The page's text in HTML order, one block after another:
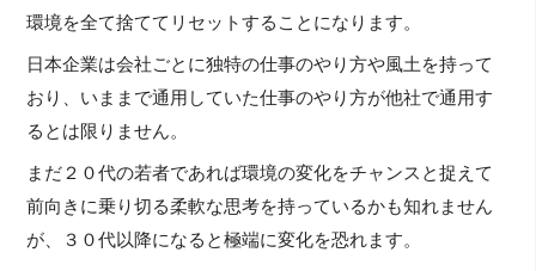
環境を全て捨ててリセットすることになります。
日本企業は会社ごとに独特の仕事のやり方や風土を持って
おり、いままで通用していた仕事のやり方が他社で通用す
るとは限りません。
まだ２０代の若者であれば環境の変化をチャンスと捉えて
前向きに乗り切る柔軟な思考を持っているかも知れません
が、３０代以降になると極端に変化を恐れます。